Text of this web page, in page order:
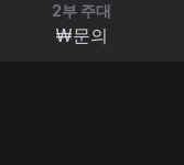
2부 주대
₩문의